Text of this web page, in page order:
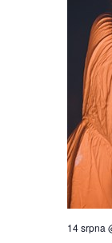
14 srpna